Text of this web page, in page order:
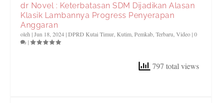
dr Novel : Keterbatasan SDM Dijadikan Alasan
Klasik Lambannya Progress Penyerapan
Anggaran
oleh|Jun 18, 2024|DPRD Kutai Timur ,Kutim ,Pemkab ,Terbaru ,Video|0
|
797 total views